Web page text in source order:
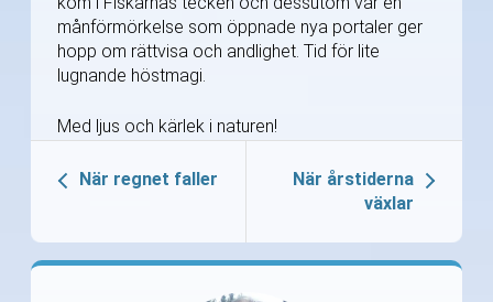
månförmörkelse som öppnade nya portaler ger
hopp om rättvisa och andlighet. Tid för lite
lugnande höstmagi.
Med ljus och kärlek i naturen!
När regnet faller
När årstiderna
växlar